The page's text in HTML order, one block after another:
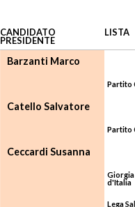
CANDIDATO
PRESIDENTE
LISTA
Barzanti Marco
Partito
Catello Salvatore
Partito
Ceccardi Susanna
d'Italia
Lega